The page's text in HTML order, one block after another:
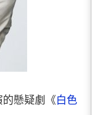
懸疑劇《白色